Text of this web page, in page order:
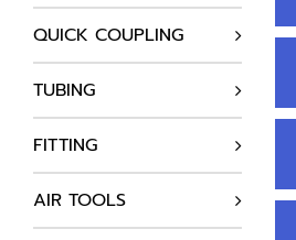
QUICK COUPLING
TUBING
FITTING
AIR TOOLS